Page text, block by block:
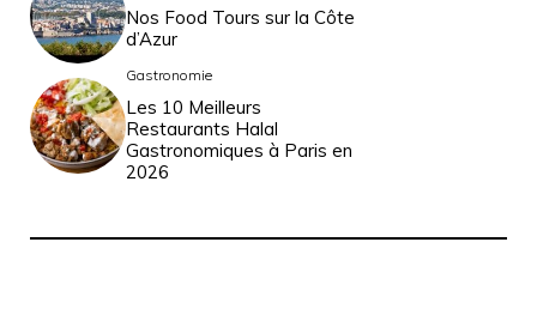
Nos Food Tours sur la Côte
d’Azur
Gastronomie
Les 10 Meilleurs
Restaurants Halal
Gastronomiques à Paris en
2026